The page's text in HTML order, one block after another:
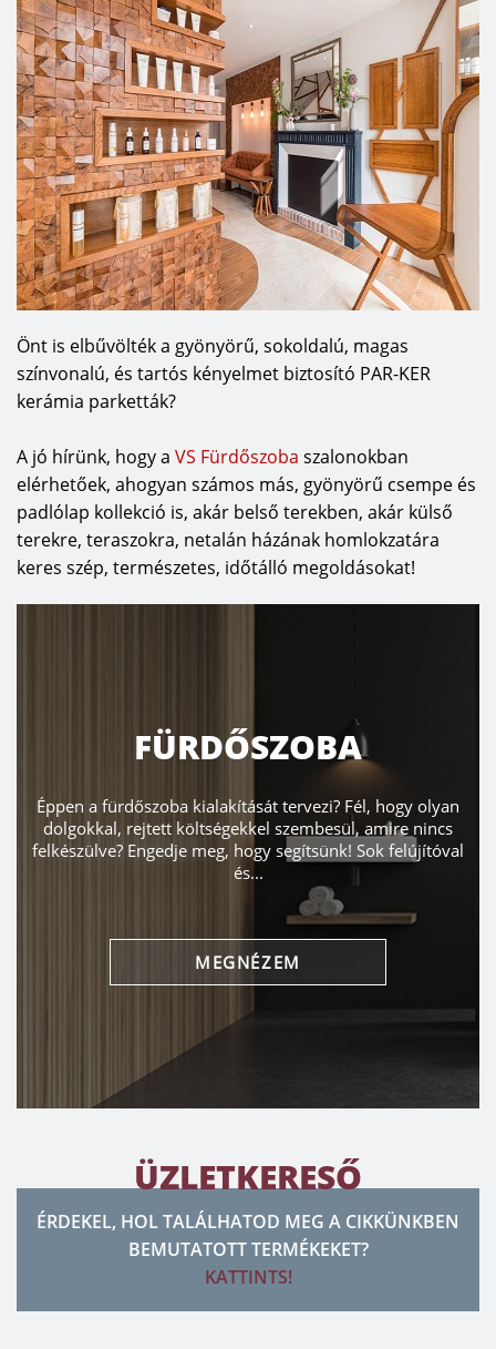
Önt is elbűvölték a gyönyörű, sokoldalú, magas
színvonalú, és tartós kényelmet biztosító PAR-KER
kerámia parketták?
A jó hírünk, hogy a VS Fürdőszoba szalonokban
elérhetőek, ahogyan számos más, gyönyörű csempe és
padlólap kollekció is, akár belső terekben, akár külső
terekre, teraszokra, netalán házának homlokzatára
keres szép, természetes, időtálló megoldásokat!
olyan
HÁLÓSZOBA
Hogy rendezzük be kényelmesen hálószobánkat?
függ, hogy mekkora ágyat válasszunk? Tudjon meg
a hálószoba berendezéséről, kialakításáról! A
MEGNÉZEM
ÜZLETKERESŐ
ÉRDEKEL, HOL TALÁLHATOD MEG A CIKKÜNKBEN
BEMUTATOTT TERMÉKEKET?
KATTINTS!